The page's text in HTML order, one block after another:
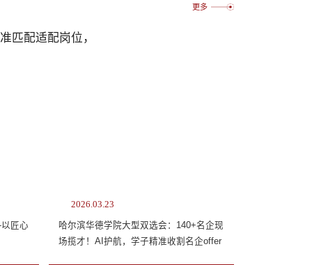
更多
匹配适配岗位，
匠心
2026.03.23
哈尔滨华德学院大型双选会：140+名企现
场揽才！AI护航，学子精准收割名企offer